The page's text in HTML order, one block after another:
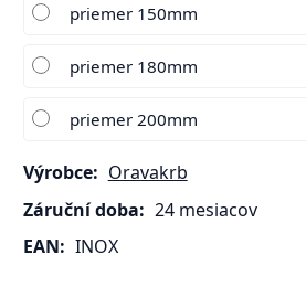
priemer 150mm
priemer 180mm
priemer 200mm
Výrobce: Oravakrb
Záruční doba: 24 mesiacov
EAN: INOX